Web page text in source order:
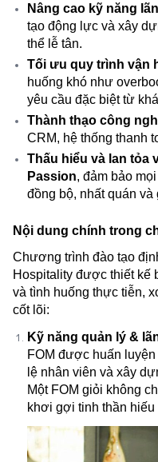
Nâng cao kỹ năng
tạo động lực và xây
thể lễ tân.
Tối ưu quy trình vận
huống khó như
yêu cầu đặc biệt từ
Thành thạo công
CRM, hệ thống thanh
Thấu hiểu và lan tỏa
Passion, đảm bảo
đồng bộ, nhất quán
Nội dung chính trong
Chương trình đào tạo
Hospitality được thiết kế
và tình huống thực tiễn,
cốt lõi:
Kỹ năng quản lý &
FOM được huấn
lệ nhân viên và xây
Một FOM giỏi không
khơi gợi tinh thần